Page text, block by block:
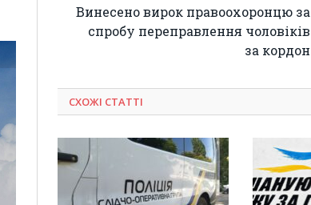
Винесено вирок правоохоронцю за
спробу переправлення чоловіків
за кордон
СХОЖІ СТАТТІ